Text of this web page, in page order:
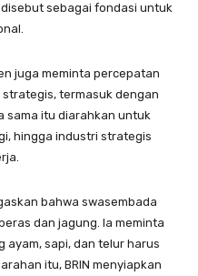
sebagai fondasi untuk
juga meminta percepatan
termasuk dengan
sama itu diarahkan untuk
hingga industri strategis
bahwa swasembada
dan jagung. Ia meminta
ayam, sapi, dan telur harus
itu, BRIN menyiapkan